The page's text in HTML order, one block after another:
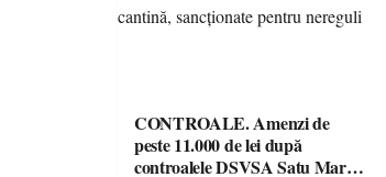
CONTROALE. Amenzi de
peste 11.000 de lei după
controalele DSVSA Satu Mare!